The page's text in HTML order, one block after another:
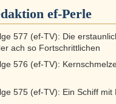
ef-Perle
577 (ef-TV): Die
ach so Fortschrittlichen
576 (ef-TV):
575 (ef-TV): Ein Schiff mit